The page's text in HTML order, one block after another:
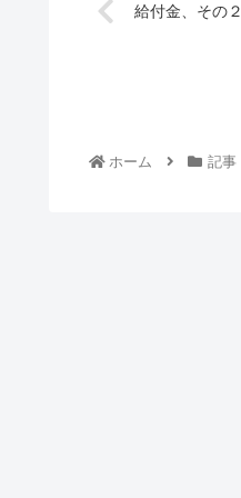
給付金、その２
ホーム 記事